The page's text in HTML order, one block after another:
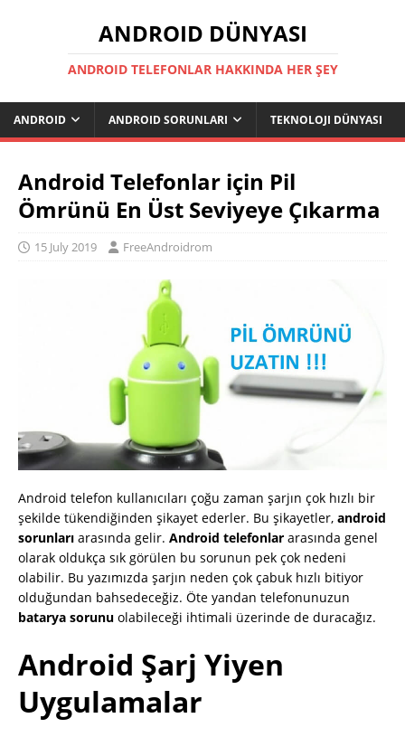
ANDROID DÜNYASI
ANDROID TELEFONLAR HAKKINDA HER ŞEY
ANDROID ANDROID SORUNLARI TEKNOLOJI DÜNYASI
Android Telefonlar için Pil
Ömrünü En Üst Seviyeye Çıkarma
15 July 2019 FreeAndroidrom
Android telefon kullanıcıları çoğu zaman şarjın çok hızlı bir
şekilde tükendiğinden şikayet ederler. Bu şikayetler, android
sorunları arasında gelir. Android telefonlar arasında genel
olarak oldukça sık görülen bu sorunun pek çok nedeni
olabilir. Bu yazımızda şarjın neden çok çabuk hızlı bitiyor
olduğundan bahsedeceğiz. Öte yandan telefonunuzun
batarya sorunu olabileceği ihtimali üzerinde de duracağız.
Android Şarj Yiyen
Uygulamalar